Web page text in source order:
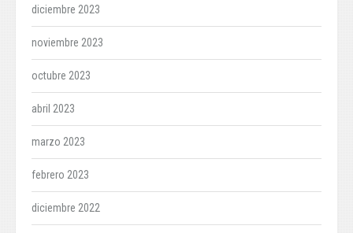
diciembre 2023
noviembre 2023
octubre 2023
abril 2023
marzo 2023
febrero 2023
diciembre 2022